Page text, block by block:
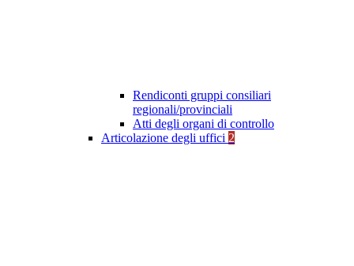
Rendiconti gruppi consiliari
regionali/provinciali
Atti degli organi di controllo
Articolazione degli uffici 2